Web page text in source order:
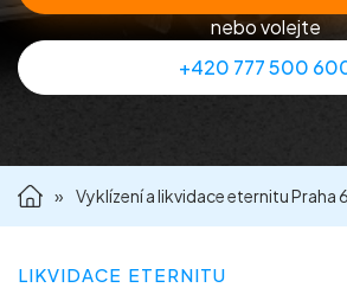
Kontakt
nebo volejte
+420 777 500
» Vyklízení a likvidace eternitu Praha
LIKVIDACE ETERNITU